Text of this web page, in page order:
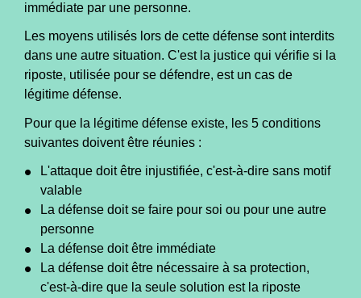
immédiate par une personne.
Les moyens utilisés lors de cette défense sont interdits
dans une autre situation. C'est la justice qui vérifie si la
riposte, utilisée pour se défendre, est un cas de
légitime défense.
Pour que la légitime défense existe, les 5 conditions
suivantes doivent être réunies :
L'attaque doit être injustifiée, c'est-à-dire sans motif
valable
La défense doit se faire pour soi ou pour une autre
personne
La défense doit être immédiate
La défense doit être nécessaire à sa protection,
c'est-à-dire que la seule solution est la riposte